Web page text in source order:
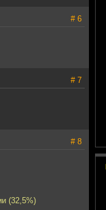
# 6
# 7
# 8
(32,5%)